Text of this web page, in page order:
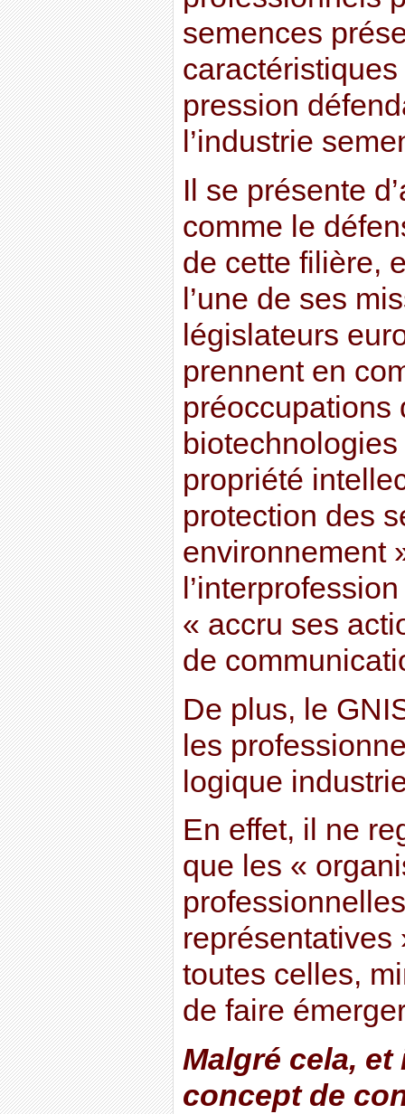
semences
caractéristiques
pression
l’industrie
Il se présente
comme le
de cette filière,
l’une de ses
législateurs
prennent en
propriété
protection des
environnement
« accru ses
de
De plus, le
les
logique
En effet, il ne
que les «
représentatives
toutes celles,
de faire
Malgré cela,
concept de